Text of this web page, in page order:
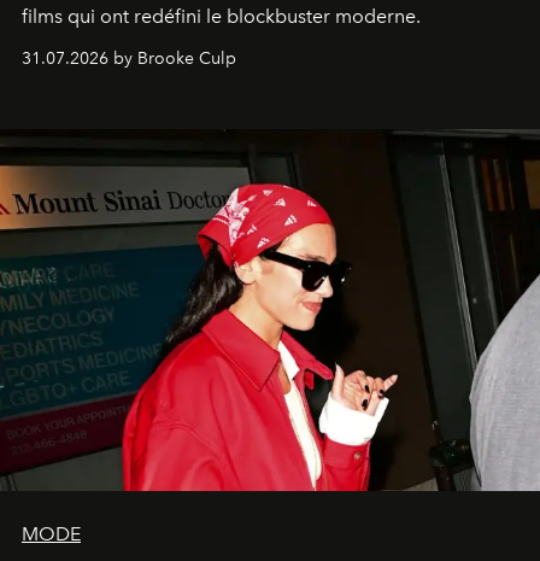
films qui ont redéfini le blockbuster moderne.
31.07.2026 by Brooke Culp
MODE